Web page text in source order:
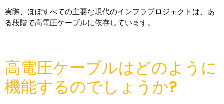
実際、ほぼすべての主要な現代のインフラプロジェクトは、あ
る段階で高電圧ケーブルに依存しています。
高電圧ケーブルはどのように
機能するのでしょうか?